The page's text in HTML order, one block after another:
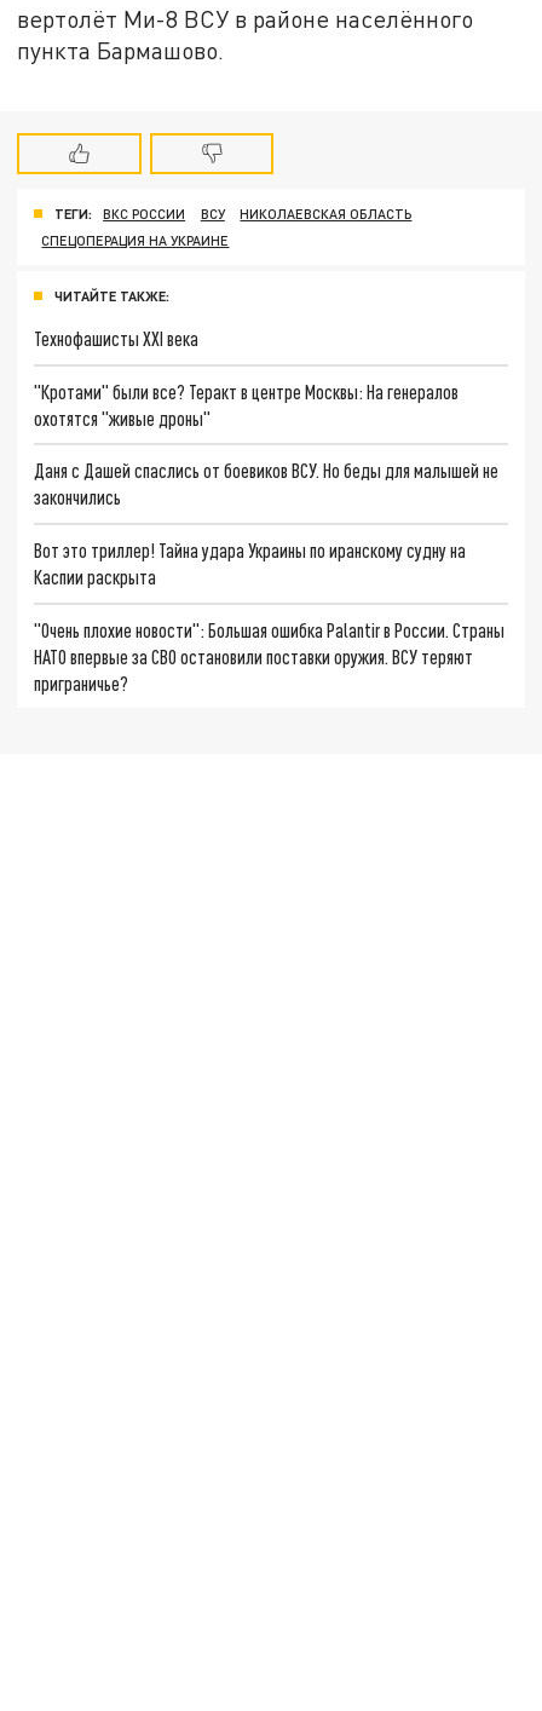
вертолёт Ми-8 ВСУ в районе населённого
пункта Бармашово.
ТЕГИ: ВКС РОССИИ ВСУ
НИКОЛАЕВСКАЯ ОБЛАСТЬ
СПЕЦОПЕРАЦИЯ НА УКРАИНЕ
ЧИТАЙТЕ ТАКЖЕ:
Технофашисты XXI века
"Кротами" были все? Теракт в центре Москвы: На генералов
охотятся "живые дроны"
Даня с Дашей спаслись от боевиков ВСУ. Но беды для малышей не
закончились
Вот это триллер! Тайна удара Украины по иранскому судну на
Каспии раскрыта
"Очень плохие новости": Большая ошибка Palantir в России. Страны
НАТО впервые за СВО остановили поставки оружия. ВСУ теряют
приграничье?